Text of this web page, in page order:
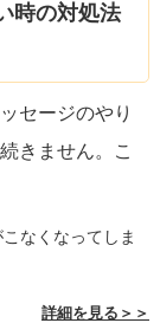
時の対処法
セージのやり
きません。こ
なくなってしま
詳細を見る＞＞